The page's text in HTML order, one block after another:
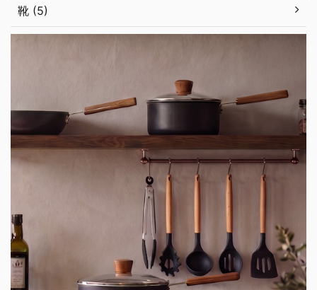
靴 (5)